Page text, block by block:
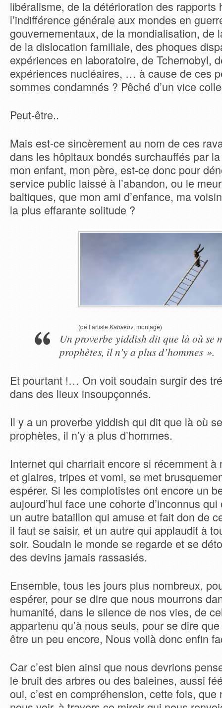
libéralisme, de la détérioration des rapports
l’indifférence générale aux mondes en
gouvernementaux, de la mondialisation, de
de la dislocation familiale, des phoques
expériences en laboratoire, de Tchernobyl,
expériences nucléaires, … à cause de ces
sommes condamnés ? Pêché d’un vice
Peut-être..
Mais est-ce sincèrement au nom de ces
dans les hôpitaux bondés surchauffés par
mon enfant, mon père, est-ce donc pour
service public laissé à l’abandon, ou le
baltiques, que mon ami d’enfance, ma
la plus effarante solitude ?
(de l’artisteKabakov, montage)
Un proverbe yiddish dit que là où se
prophètes, il n’y a plus d’hommes ».
Et pourtant !… On voit soudain surgir des
dans des lieux insoupçonnés.
Il y a un proverbe yiddish qui dit que là où
prophètes, il n’y a plus d’hommes.
Internet qui charriait encore si récemment à
et glaires, tripes et vomi, se met
espérer. Si les complotistes ont encore un
aujourd’hui face une cohorte d’inconnus
un autre bataillon qui amuse et fait don de
il faut se saisir, et un autre qui applaudit à
soir. Soudain le monde se regarde et se
des devins jamais rassasiés.
Ensemble, tous les jours plus nombreux,
espérer, pour se dire que nous mourrons
humanité, dans le silence de nos vies, de
appartenu qu’à nous seuls, pour se dire
être un peu encore, Nous voilà donc enfin
Car c’est bien ainsi que nous devrions
le bruit des arbres ou des baleines, aussi
oui, c’est en compréhension, cette fois, que